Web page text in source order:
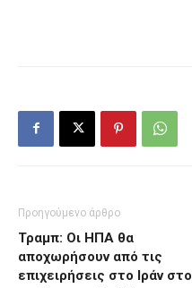
Προηγούμενο άρθρο
Τραμπ: Οι ΗΠΑ θα
αποχωρήσουν από τις
επιχειρήσεις στο Ιράν στο